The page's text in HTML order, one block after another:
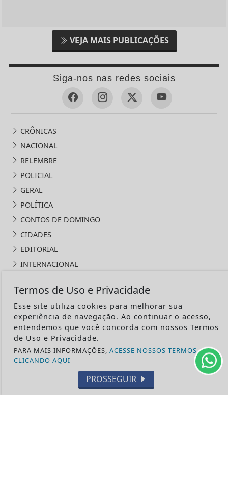
VEJA MAIS PUBLICAÇÕES
Siga-nos nas redes sociais
CRÔNICAS
NACIONAL
RELEMBRE
POLICIAL
GERAL
POLÍTICA
CONTOS DE DOMINGO
CIDADES
EDITORIAL
INTERNACIONAL
ECONOMIA
CULTURA
EVENTOS
RELIGIÃO
TECNOLOGIA
CÂMARA DOS DEPUTADOS
Termos de Uso e Privacidade
Esse site utiliza cookies para melhorar sua
experiência de navegação. Ao continuar o acesso,
entendemos que você concorda com nossos Termos
de Uso e Privacidade.
PARA MAIS INFORMAÇÕES, ACESSE NOSSOS TERMOS
CLICANDO AQUI
PROSSEGUIR